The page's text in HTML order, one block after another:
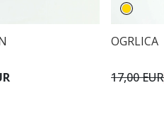
OGRLICA
17,00 EUR